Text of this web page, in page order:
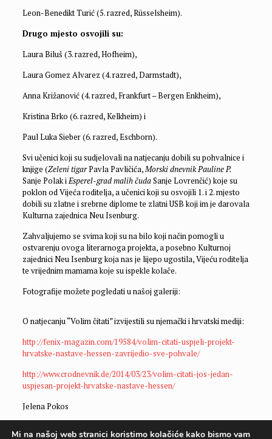
Leon-Benedikt Turić (5. razred, Rüsselsheim).
Drugo mjesto osvojili su:
Laura Biluš (3. razred, Hofheim),
Laura Gomez Alvarez (4. razred, Darmstadt),
Anna Križanović (4. razred, Frankfurt – Bergen Enkheim),
Kristina Brko (6. razred, Kelkheim) i
Paul Luka Sieber (6. razred, Eschborn).
Svi učenici koji su sudjelovali na natjecanju dobili su pohvalnice i
knjige (Zeleni tigarPavla Pavličića,Morski dnevnik Pauline P.
Sanje Polak iEsperel-grad malih čudaSanje Lovrenčić) koje su
poklon od Vijeća roditelja, a učenici koji su osvojili 1. i 2. mjesto
dobili su zlatne i srebrne diplome te zlatni USB koji im je darovala
Kulturna zajednica Neu Isenburg.
Zahvaljujemo se svima koji su na bilo koji način pomogli u
ostvarenju ovoga literarnoga projekta, a posebno Kulturnoj
zajednici Neu Isenburg koja nas je lijepo ugostila, Vijeću roditelja
te vrijednim mamama koje su ispekle kolače.
Fotografije možete pogledati u našoj galeriji:
O natjecanju “Volim čitati” izvijestili su njemački i hrvatski mediji:
http://fenix-magazin.com/19584/volim-citati-uspjeli-projekt-
hrvatske-nastave-hessen-zavrijedio-sve-pohvale/
http://www.crodnevnik.de/2014/03/23/volim-citati-jos-jedan-
uspjesan-projekt-hrvatske-nastave-hessen/
Jelena Pokos
Mi na našoj web stranici koristimo kolačiće kako bismo vam